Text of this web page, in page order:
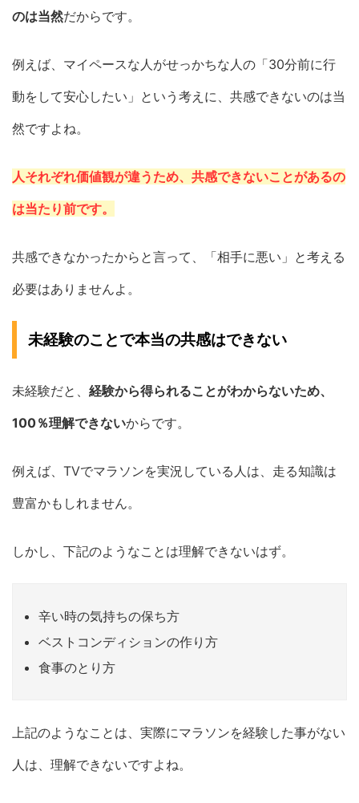
のは当然だからです。
例えば、マイペースな人がせっかちな人の「30分前に行
動をして安心したい」という考えに、共感できないのは当
然ですよね。
人それぞれ価値観が違うため、共感できないことがあるの
は当たり前です。
共感できなかったからと言って、「相手に悪い」と考える
必要はありませんよ。
未経験のことで本当の共感はできない
未経験だと、 経験から得られることがわからないため、
100％理解できないからです。
例えば、TVでマラソンを実況している人は、走る知識は
豊富かもしれません。
しかし、下記のようなことは理解できないはず。
辛い時の気持ちの保ち方
ベストコンディションの作り方
食事のとり方
上記のようなことは、実際にマラソンを経験した事がない
人は、理解できないですよね。